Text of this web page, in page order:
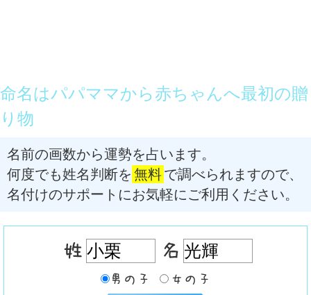
命名はパパママから赤ちゃんへ最初の贈
り物
名前の画数から運勢を占います。
何度でも姓名判断を 無料で調べられますので、
名付けのサポートにお気軽にご利用ください。